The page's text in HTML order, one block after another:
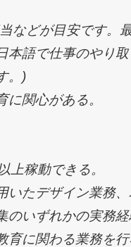
などが目安です。
本語で仕事のやり
。)
に関心がある。
上稼動できる。
いたデザイン業務
のいずれかの実務経
育に関わる業務を